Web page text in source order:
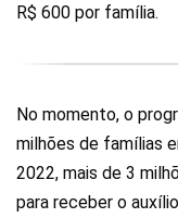
R$ 600 por família.
No momento, o
milhões de famílias
2022, mais de 3
para receber o